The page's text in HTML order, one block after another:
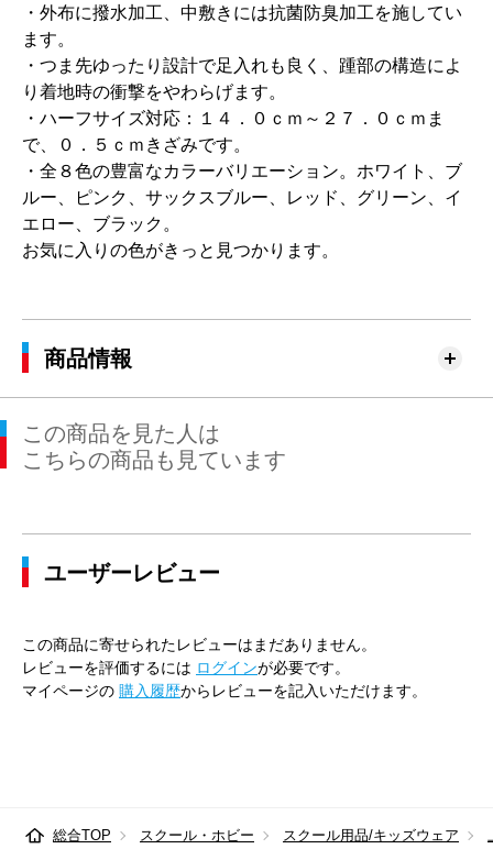
・外布に撥水加工、中敷きには抗菌防臭加工を施してい
ます。
・つま先ゆったり設計で足入れも良く、踵部の構造によ
り着地時の衝撃をやわらげます。
・ハーフサイズ対応：１４．０ｃｍ～２７．０ｃｍま
で、０．５ｃｍきざみです。
・全８色の豊富なカラーバリエーション。ホワイト、ブ
ルー、ピンク、サックスブルー、レッド、グリーン、イ
エロー、ブラック。
お気に入りの色がきっと見つかります。
商品情報
この商品を見た人は
こちらの商品も見ています
ユーザーレビュー
この商品に寄せられたレビューはまだありません。
レビューを評価するには ログインが必要です。
マイページの 購入履歴からレビューを記入いただけます。
総合TOP スクール・ホビー スクール用品/キッズウェア